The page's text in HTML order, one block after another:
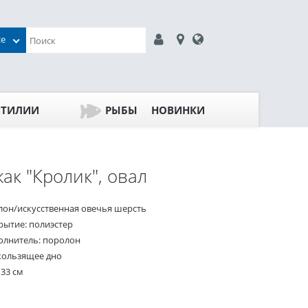
РЫБЫ НОВИНКИ
"Кролик", овал
искусственная овечья шерсть
полиэстер
поролон
дно
см